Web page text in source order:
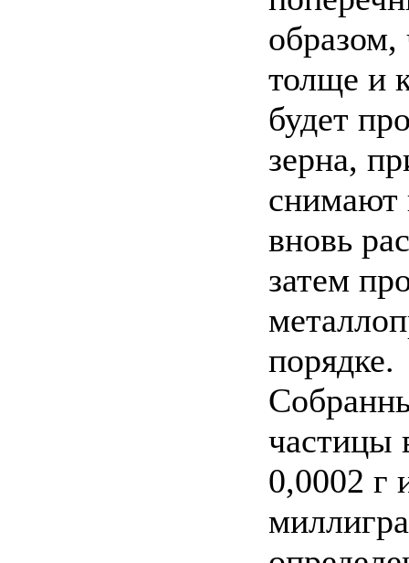
толще и
будет
зерна,
снимают
вновь
затем
порядке.
частицы
0,0002 г